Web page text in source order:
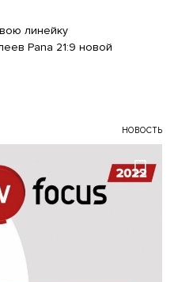
линейку
Pana 21:9 новой
НОВОСТЬ